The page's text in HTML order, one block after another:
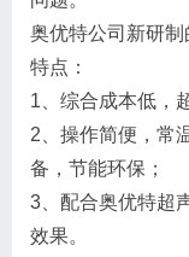
奥优特公司新研
特点：
1、综合成本低，
2、操作简便，常
备，节能环保；
3、配合奥优特超
效果。